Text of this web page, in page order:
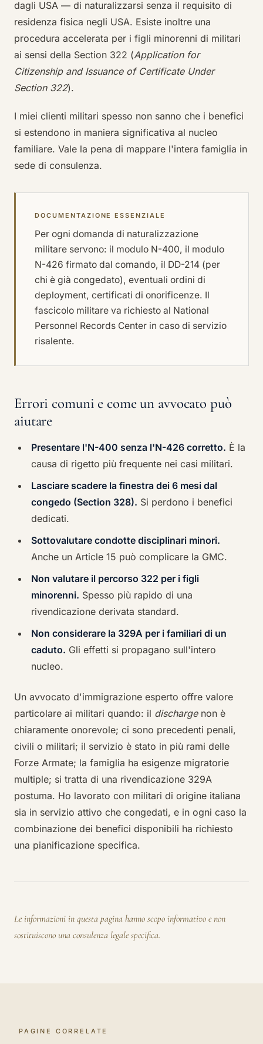
dagli USA — di naturalizzarsi senza il requisito di
residenza fisica negli USA. Esiste inoltre una
procedura accelerata per i figli minorenni di militari
ai sensi della Section 322 (Application for
Citizenship and Issuance of Certificate Under
Section 322).
I miei clienti militari spesso non sanno che i benefici
si estendono in maniera significativa al nucleo
familiare. Vale la pena di mappare l'intera famiglia in
sede di consulenza.
DOCUMENTAZIONE ESSENZIALE
Per ogni domanda di naturalizzazione
militare servono: il modulo N-400, il modulo
N-426 firmato dal comando, il DD-214 (per
chi è già congedato), eventuali ordini di
deployment, certificati di onorificenze. Il
fascicolo militare va richiesto al National
Personnel Records Center in caso di servizio
risalente.
Errori comuni e come un avvocato può
aiutare
Presentare l'N-400 senza l'N-426 corretto. È la
causa di rigetto più frequente nei casi militari.
Lasciare scadere la finestra dei 6 mesi dal
congedo (Section 328). Si perdono i benefici
dedicati.
Sottovalutare condotte disciplinari minori.
Anche un Article 15 può complicare la GMC.
Non valutare il percorso 322 per i figli
minorenni. Spesso più rapido di una
rivendicazione derivata standard.
Non considerare la 329A per i familiari di un
caduto. Gli effetti si propagano sull'intero
nucleo.
Un avvocato d'immigrazione esperto offre valore
particolare ai militari quando: il dischargenon è
chiaramente onorevole; ci sono precedenti penali,
civili o militari; il servizio è stato in più rami delle
Forze Armate; la famiglia ha esigenze migratorie
multiple; si tratta di una rivendicazione 329A
postuma. Ho lavorato con militari di origine italiana
sia in servizio attivo che congedati, e in ogni caso la
combinazione dei benefici disponibili ha richiesto
una pianificazione specifica.
Le informazioni in questa pagina hanno scopo informativo e non
sostituiscono una consulenza legale specifica.
PAGINE CORRELATE